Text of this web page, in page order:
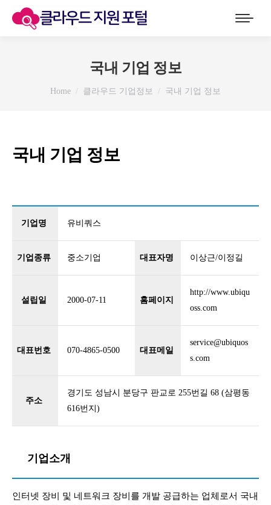
국내 기업 정보
You are here:
Home 클라우드 기업정보 국내 기업 정보
국내 기업 정보
기업명 유비쿼스
기업종류 중소기업 대표자명 이상근/이정길
설립일 2000-07-11 홈페이지
http://www.ubiqu
oss.com
대표번호 070-4865-0500 대표메일
service@ubiquos
s.com
주소
경기도 성남시 분당구 판교로 255번길 68 (삼평동
616번지)
기업소개
인터넷 장비 및 네트워크 장비를 개발 공급하는 업체로서 국내